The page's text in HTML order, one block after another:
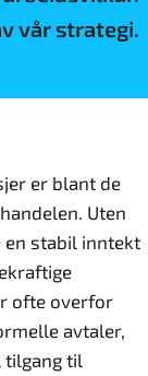
vår strategi.
er blant de
Uten
stabil inntekt
ofte overfor
avtaler,
tilgang til